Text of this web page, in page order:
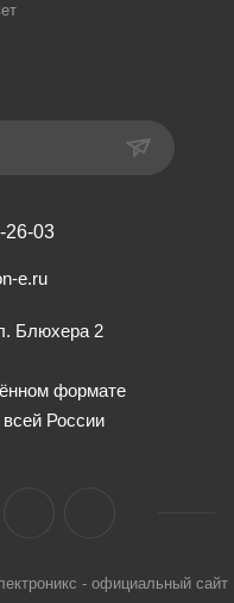
26-03
e.ru
Блюхера 2
формате
всей России
- официальный сайт